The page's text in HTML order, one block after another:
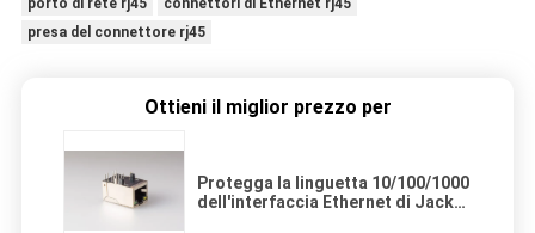
porto di rete rj45
connettori di Ethernet rj45
presa del connettore rj45
Ottieni il miglior prezzo per
Protegga la linguetta 10/100/1000
dell'interfaccia Ethernet di Jack